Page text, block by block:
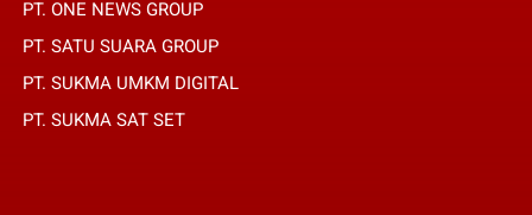
PT. ONE NEWS GROUP
PT. SATU SUARA GROUP
PT. SUKMA UMKM DIGITAL
PT. SUKMA SAT SET